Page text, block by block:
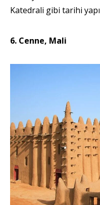
Katedrali gibi tarihi
6. Cenne, Mali